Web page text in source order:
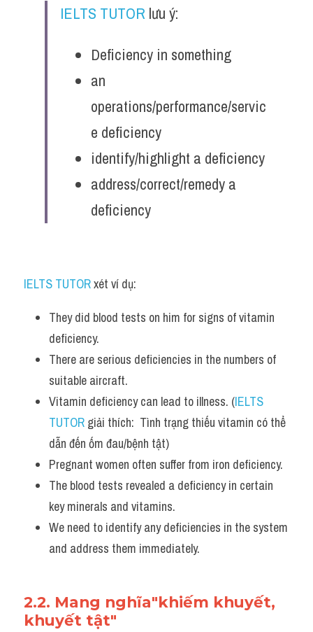
IELTS TUTOR lưu ý:
Deficiency in something
an
operations/performance/servic
e deficiency
identify/highlight a deficiency
address/correct/remedy a
deficiency
IELTS TUTOR xét ví dụ:
They did blood tests on him for signs of vitamin
deficiency.
There are serious deficiencies in the numbers of
suitable aircraft.
Vitamin deficiency can lead to illness. (IELTS
TUTOR giải thích:  Tình trạng thiếu vitamin có thể
dẫn đến ốm đau/bệnh tật)
Pregnant women often suffer from iron deficiency.
The blood tests revealed a deficiency in certain
key minerals and vitamins.
We need to identify any deficiencies in the system
and address them immediately.
2.2. Mang nghĩa"khiếm khuyết,
khuyết tật"